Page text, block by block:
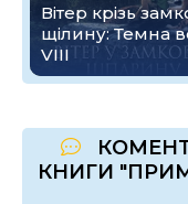
Вітер крізь
щілину: Темна
VIII
КНИГИ